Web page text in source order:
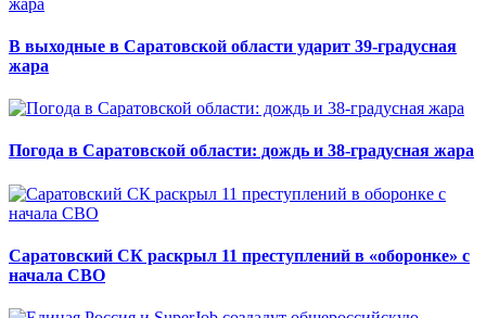
В выходные в Саратовской области ударит 39-градусная
жара
Погода в Саратовской области: дождь и 38-градусная жара
Саратовский СК раскрыл 11 преступлений в «оборонке» с
начала СВО